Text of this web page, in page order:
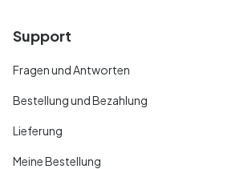
Support
Fragen und Antworten
Bestellung und Bezahlung
Lieferung
Meine Bestellung